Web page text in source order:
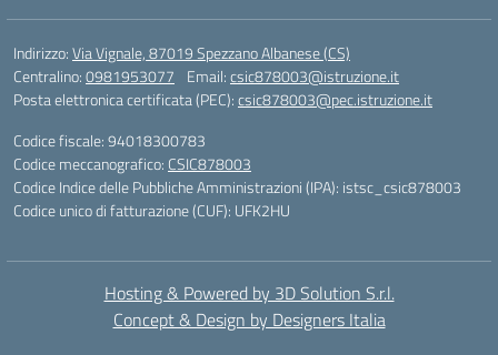
Indirizzo:Via Vignale, 87019 Spezzano Albanese (CS)
Centralino:0981953077 Email:csic878003@istruzione.it
Posta elettronica certificata (PEC):csic878003@pec.istruzione.it
Codice fiscale: 94018300783
Codice meccanografico: CSIC878003
Codice Indice delle Pubbliche Amministrazioni (IPA): istsc_csic878003
Codice unico di fatturazione (CUF): UFK2HU
Hosting & Powered by 3D Solution S.r.l.
Concept & Design by Designers Italia